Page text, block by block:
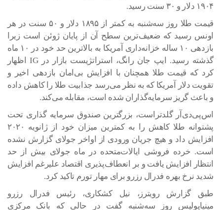
۱۹۰۴ دلار و ۳۰ سنت رسید.
قیمت طلا روز سه‌شنبه به کمتر از ۱۸۹۵ دلار و ۵۰ سنت در هر
اونس رسید که ضعیف‌ترین سطح آن از پایان ژوئن است زیرا
بازدهی ۱۰ ساله خزانه‌داری آمریکا به بالاترین حد خود در ۱۰ ماه
گذشته رسید. ایپ جان رانگ، استراتژیست بازار در IG اظهار
کرد که قیمت طلا همچنان با افزایش بی‌امان بازدهی اخیر و
تقویت دلار آمریکا که به نظر می‌رسد جذابیت طلا را کاهش داده
و باعث گریز سرمایه‌گذاران شده است، مقابله می‌کند.
اس‌پی‌دی‌آر گلدتراست، بزرگترین صندوق سرمایه گذاری تحت
پشتوانه طلا کاهش را به کمترین میزان خود از ژانویه ۲۰۲۰
افزایش داد و هیچ جریان ورودی از اواخر جولای گزارش نشده
است. خرده فروشی ایالات‌متحده در ماه جولای بیش از حد
انتظار افزایش یافت و بر انعطاف‌پذیری اقتصاد علیرغم افزایش
شدید نرخ بهره فدرال رزرو برای مهار تورم تاکید کرد.
طبق گزارش رویترز، نیل کشکاری، رئیس فدرال رزرو
مینیاپولیس روز سه‌شنبه گفت در حالی که بانک مرکزی